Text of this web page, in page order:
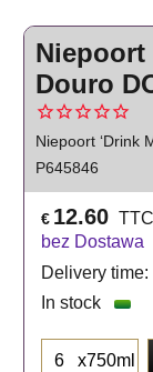
Niepoort
Douro
Niepoort ‘Drink
P645846
€ 12.60 TTC
bez Dostawa
Delivery time:
In stock
x750ml